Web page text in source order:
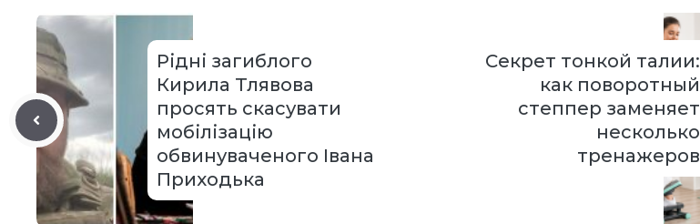
Рідні загиблого
Кирила Тлявова
просять скасувати
мобілізацію
обвинуваченого Івана
Приходька
Секрет тонкой талии:
как поворотный
степпер заменяет
несколько
тренажеров